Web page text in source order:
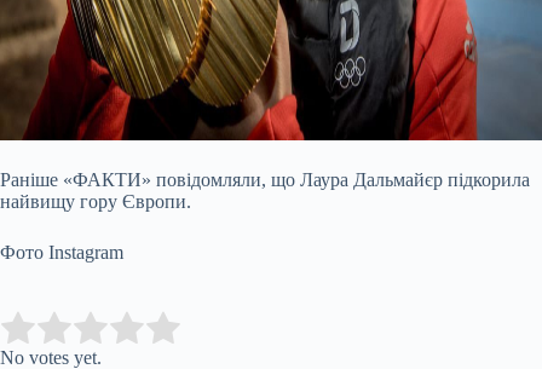
Раніше «ФАКТИ» повідомляли, що Лаура Дальмайєр підкорила
найвищу гору Європи.
Фото Instagram
Rate this item:
No votes yet.